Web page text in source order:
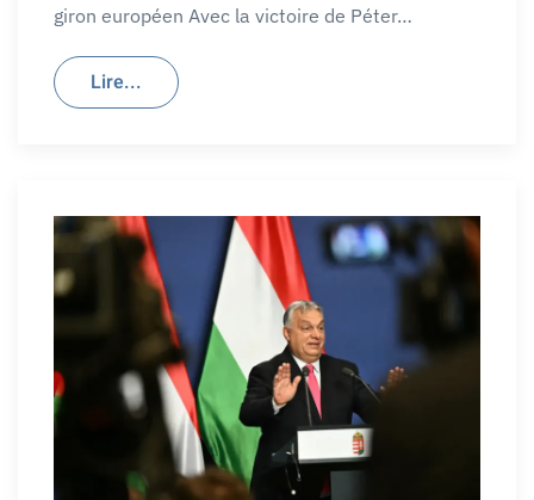
giron européen Avec la victoire de Péter…
Lire...